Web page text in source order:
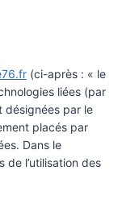
(ci-après : « le
liées (par
désignées par le
placés par
Dans le
de l’utilisation des